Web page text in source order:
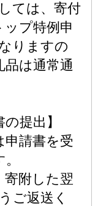
ては、寄付
プ特例申
りますの
は通常通
提出】
申請書を受
寄附した翌
ご返送く